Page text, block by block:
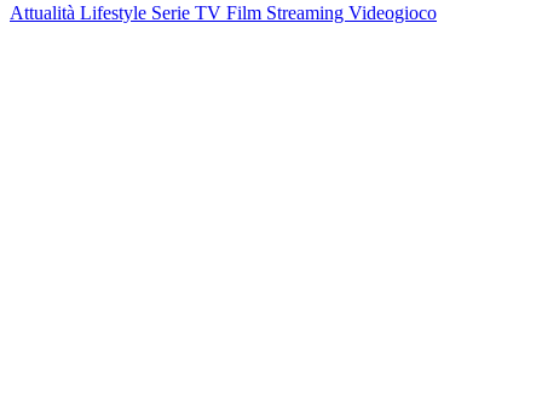
Attualità Lifestyle Serie TV Film Streaming Videogioco